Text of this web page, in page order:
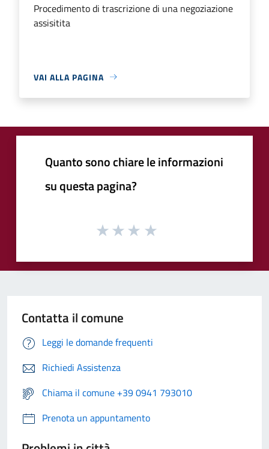
Procedimento di trascrizione di una negoziazione
assisitita
VAI ALLA PAGINA
Quanto sono chiare le informazioni
su questa pagina?
Contatta il comune
Leggi le domande frequenti
Richiedi Assistenza
Chiama il comune +39 0941 793010
Prenota un appuntamento